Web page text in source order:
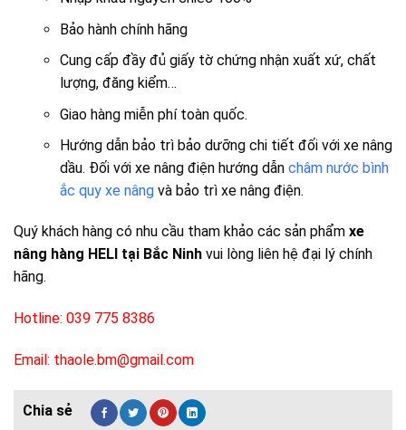
Bảo hành chính hãng
Cung cấp đầy đủ giấy tờ chứng nhận xuất xứ, chất
lượng, đăng kiểm…
Giao hàng miễn phí toàn quốc.
Hướng dẫn bảo trì bảo dưỡng chi tiết đối với xe nâng
dầu. Đối với xe nâng điện hướng dẫnchâm nước bình
ắc quy xe nângvà bảo trì xe nâng điện.
Quý khách hàng có nhu cầu tham khảo các sản phẩm xe
nâng hàng HELI tại Bắc Ninh vui lòng liên hệ đại lý chính
hãng.
Hotline: 039 775 8386
Email: thaole.bm@gmail.com